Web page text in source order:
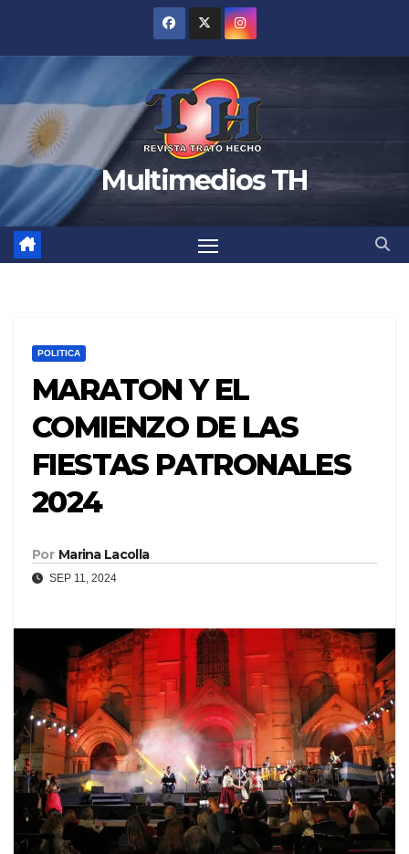
contenido
Multimedios TH
POLITICA
MARATON Y EL
COMIENZO DE LAS
FIESTAS PATRONALES
2024
Por Marina Lacolla
SEP 11, 2024